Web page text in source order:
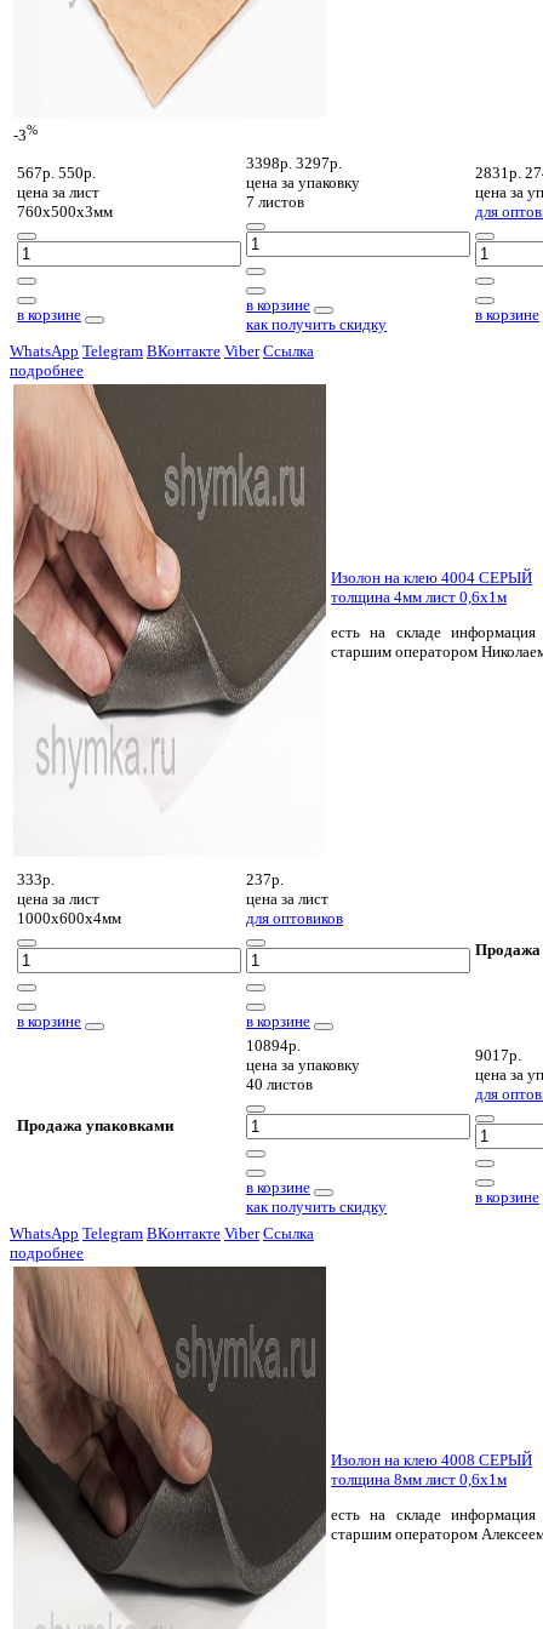
-3%
567р. 550р.
цена за лист
760х500х3мм
в корзине
3398р. 3297р.
цена за упаковку
7 листов
в корзине
как получить скидку
2831р.
цена за
для
в корзине
WhatsApp Telegram ВКонтакте Viber Ссылка
подробнее
Изолон на клею 4004 СЕРЫЙ
толщина 4мм лист 0,6х1м
есть на складе информация
старшим оператором
333р.
цена за лист
1000х600х4мм
в корзине
237р.
цена за лист
для оптовиков
в корзине
Продажа
Продажа упаковками
10894р.
цена за упаковку
40 листов
в корзине
как получить скидку
9017р.
цена за
для
в корзине
WhatsApp Telegram ВКонтакте Viber Ссылка
подробнее
Изолон на клею 4008 СЕРЫЙ
толщина 8мм лист 0,6х1м
есть на складе информация
старшим оператором